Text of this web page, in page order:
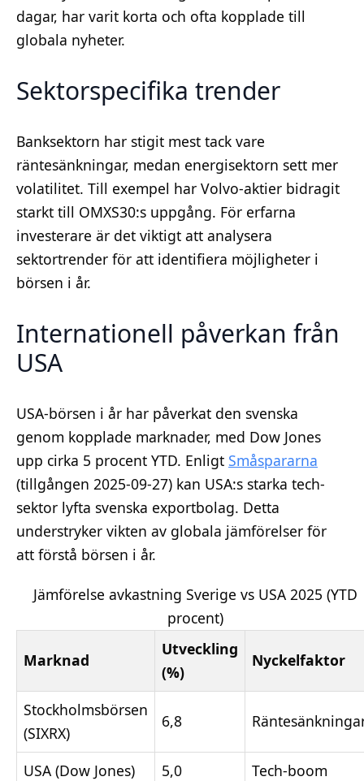
dagar, har varit korta och ofta kopplade till
globala nyheter.
Sektorspecifika trender
Banksektorn har stigit mest tack vare
räntesänkningar, medan energisektorn sett mer
volatilitet. Till exempel har Volvo-aktier bidragit
starkt till OMXS30:s uppgång. För erfarna
investerare är det viktigt att analysera
sektortrender för att identifiera möjligheter i
börsen i år.
Internationell påverkan från
USA
USA-börsen i år har påverkat den svenska
genom kopplade marknader, med Dow Jones
upp cirka 5 procent YTD. Enligt Småspararna
(tillgången 2025-09-27) kan USA:s starka tech-
sektor lyfta svenska exportbolag. Detta
understryker vikten av globala jämförelser för
att förstå börsen i år.
Jämförelse avkastning Sverige vs USA 2025 (YTD
procent)
Marknad
Utveckling
(%)
Nyckelfaktor
Stockholmsbörsen
(SIXRX)
6,8
USA (Dow Jones) 5,0 Tech-boom